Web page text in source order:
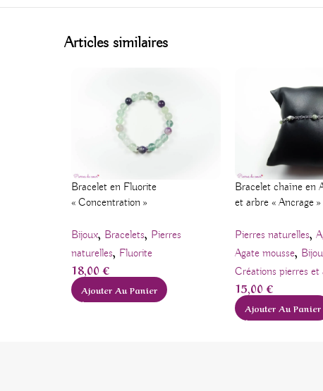
Articles similaires
Bracelet en Fluorite
« Concentration »
Bijoux, Bracelets, Pierres
naturelles, Fluorite
18,00€
Ajouter Au Panier
Bracelet chaîne en
et arbre « Ancrage »
Pierres naturelles,
Agate mousse,
Créations pierres et
15,00€
Ajouter Au Panier